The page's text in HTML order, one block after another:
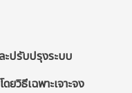
ะปรับปรุงระบบ
วิธีเฉพาะเจาะจง